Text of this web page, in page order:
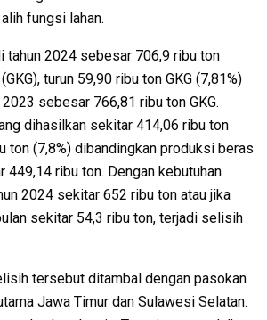
fungsi lahan.
tahun 2024 sebesar 706,9 ribu ton
turun 59,90 ribu ton GKG (7,81%)
sebesar 766,81 ribu ton GKG.
dihasilkan sekitar 414,06 ribu ton
ton (7,8%) dibandingkan produksi beras
449,14 ribu ton. Dengan kebutuhan
2024 sekitar 652 ribu ton atau jika
sekitar 54,3 ribu ton, terjadi selisih
tersebut ditambal dengan pasokan
Jawa Timur dan Sulawesi Selatan.